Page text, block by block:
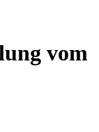
vom